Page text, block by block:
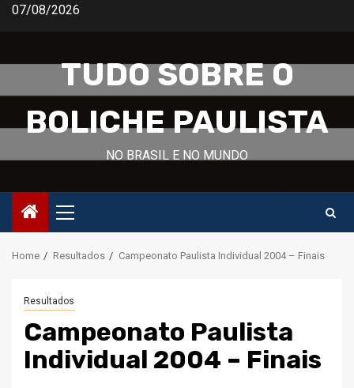
Skip07/08/2026
TUDO SOBRE O
BOLICHE PAULISTA
NO BRASIL E NO MUNDO
Primary
Menu
Home Resultados Campeonato Paulista Individual 2004 – Finais
Resultados
Campeonato Paulista
Individual 2004 – Finais